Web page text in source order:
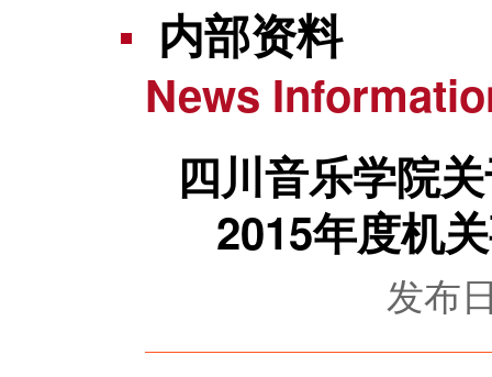
内部资料
News
四川音乐学院
2015年度机
发布